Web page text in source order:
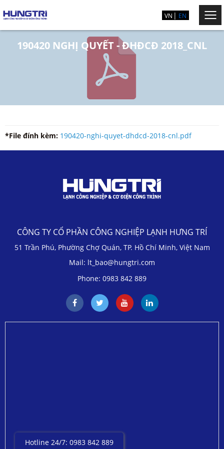
VN EN
190420 NGHỊ QUYẾT - ĐHĐCĐ 2018_CNL
*File đính kèm: 190420-nghi-quyet-dhdcd-2018-cnl.pdf
Hotline 24/7: 0983 842 889
CÔNG TY CỔ PHẦN CÔNG NGHIỆP LẠNH HƯNG TRÍ
51 Trần Phú, Phường Chợ Quán, TP. Hồ Chí Minh, Việt Nam
Mail: lt_bao@hungtri.com
Phone: 0983 842 889